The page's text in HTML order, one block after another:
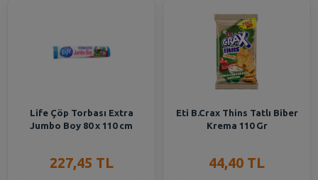
Life Çöp Torbası Extra
Jumbo Boy 80 x 110 cm
227,45 TL
Eti B.Crax Thins Tatlı Biber
Krema 110 Gr
44,40 TL